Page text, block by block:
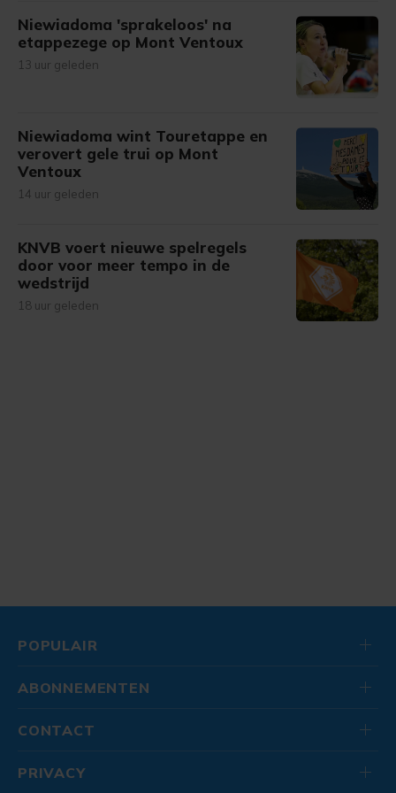
Niewiadoma 'sprakeloos' na
etappezege op Mont Ventoux
13 uur geleden
Niewiadoma wint Touretappe en
verovert gele trui op Mont
Ventoux
14 uur geleden
KNVB voert nieuwe spelregels
door voor meer tempo in de
wedstrijd
18 uur geleden
POPULAIR
ABONNEMENTEN
CONTACT
PRIVACY